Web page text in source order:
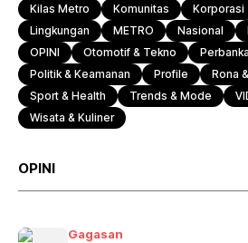
Kilas Metro
Komunitas Korporasi
Lingkungan
METRO Nasional
OPINI
Otomotif & Tekno
Politik & Keamanan
Profile Rona
Sport & Health
Trends & Mode
Wisata & Kuliner
OPINI
Gagasan